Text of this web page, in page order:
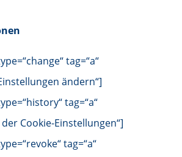
tag=“a“
ändern“]
tag=“a“
Cookie-Einstellungen“]
tag=“a“